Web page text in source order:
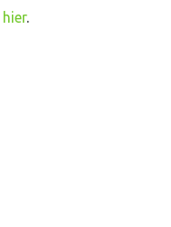
hier.